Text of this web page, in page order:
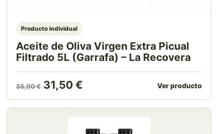
Producto individual
Aceite de Oliva Virgen Extra Picual
Filtrado 5L (Garrafa) – La Recovera
35,00€ El precio original era: 35,00 €.
31,50 € El precio actual es: 31,50
Ver producto